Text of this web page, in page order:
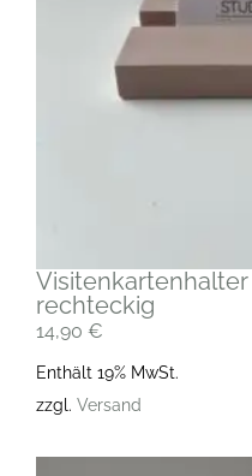
Visitenkartenhalter
rechteckig
14,90 €
Enthält 19% MwSt.
zzgl. Versand